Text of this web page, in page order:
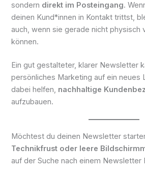
sondern direkt im Posteingang.
deinen Kund*innen in Kontakt trittst,
auch, wenn sie gerade nicht physisch
können.
Ein gut gestalteter, klarer Newsletter
persönliches Marketing auf ein neues
dabei helfen, nachhaltige
aufzubauen.
Möchtest du deinen Newsletter
Technikfrust oder leere
auf der Suche nach einem Newsletter